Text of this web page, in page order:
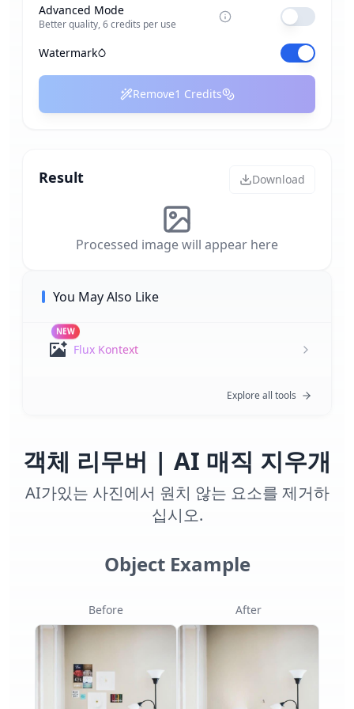
Advanced Mode
Better quality, 6 credits per use
Watermark
Remove1 Credits
Result Download
Processed image will appear here
You May Also Like
NEW
Flux Kontext
Explore all tools
객체 리무버 | AI 매직 지우개
AI가있는 사진에서 원치 않는 요소를 제거하
십시오.
Object Example
Before After